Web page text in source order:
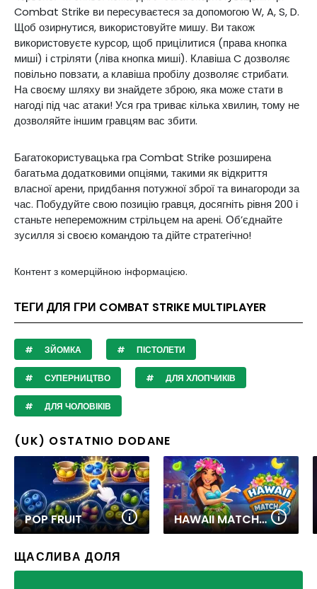
Combat Strike ви пересуваєтеся за допомогою W, A, S, D.
Щоб озирнутися, використовуйте мишу. Ви також
використовуєте курсор, щоб прицілитися (права кнопка
миші) і стріляти (ліва кнопка миші). Клавіша C дозволяє
повільно повзати, а клавіша пробілу дозволяє стрибати.
На своєму шляху ви знайдете зброю, яка може стати в
нагоді під час атаки! Уся гра триває кілька хвилин, тому не
дозволяйте іншим гравцям вас збити.
Багатокористувацька гра Combat Strike розширена
багатьма додатковими опціями, такими як відкриття
власної арени, придбання потужної зброї та винагороди за
час. Побудуйте свою позицію гравця, досягніть рівня 200 і
станьте непереможним стрільцем на арені. Об’єднайте
зусилля зі своєю командою та дійте стратегічно!
Контент з комерційною інформацією.
ТЕГИ ДЛЯ ГРИ COMBAT STRIKE MULTIPLAYER
ЗЙОМКА ПІСТОЛЕТИ
СУПЕРНИЦТВО ДЛЯ ХЛОПЧИКІВ
ДЛЯ ЧОЛОВІКІВ
(UK) OSTATNIO DODANE
POP FRUIT HAWAII MATCH 6
ЩАСЛИВА ДОЛЯ